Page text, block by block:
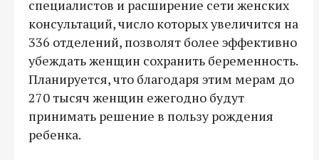
специалистов и расширение сети женских
консультаций, число которых увеличится на
336 отделений, позволят более эффективно
убеждать женщин сохранить беременность.
Планируется, что благодаря этим мерам до
270 тысяч женщин ежегодно будут
принимать решение в пользу рождения
ребенка.